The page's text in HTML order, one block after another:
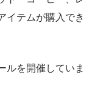
イテムが購入でき
ルを開催していま